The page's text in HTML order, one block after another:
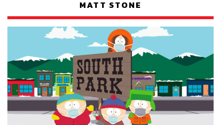
MATT STONE